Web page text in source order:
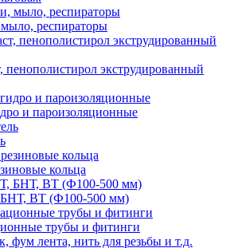
респираторы
пенополистирол экструдированный
и пароизоляционные
кольца
ВТ (Ф100-500 мм)
трубы и фитинги